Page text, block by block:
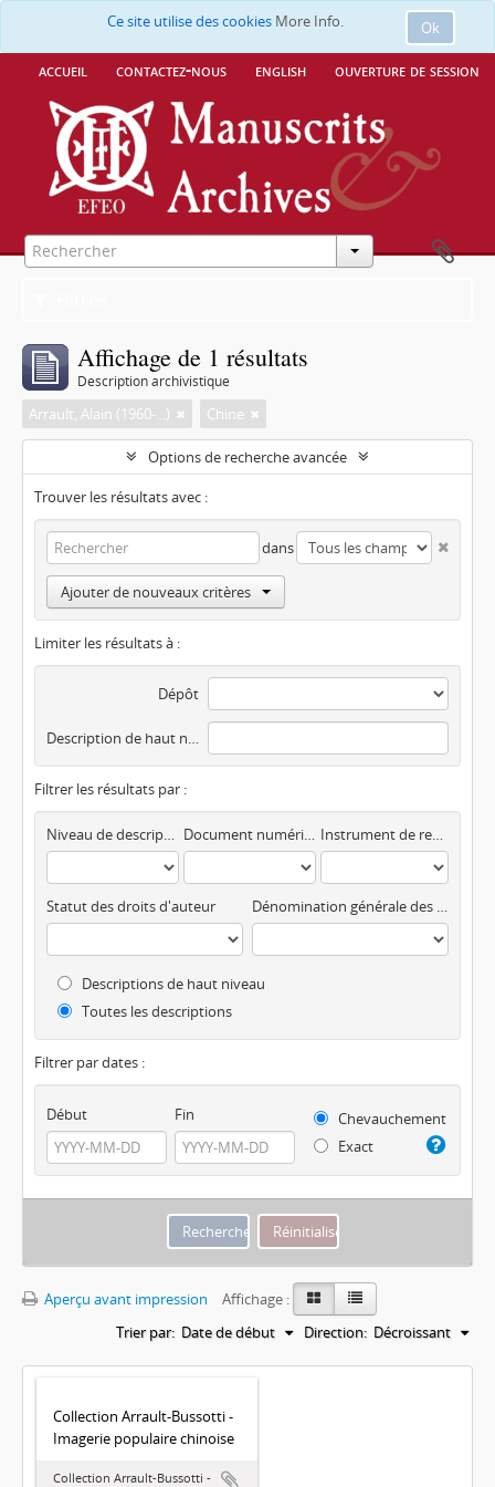
Ok
Ce site utilise des cookies More Info.
accueil contactez-nous english ouverture de session
Affichage de 1 résultats
Description archivistique
Arrault, Alain (1960-...) Chine
Options de recherche avancée
Trouver les résultats avec :
dans
Ajouter de nouveaux critères
Limiter les résultats à :
Dépôt
Description de haut niveau
Filtrer les résultats par :
Niveau de description Document numérisé disponible Instrument de recherche
Statut des droits d'auteur Dénomination générale des documents
Descriptions de haut niveau
Toutes les descriptions
Filtrer par dates :
Début Fin
Chevauchement
Exact
Aperçu avant impression
Affichage :
Trier par: Date de début Direction: Décroissant
Collection Arrault-Bussotti -
Imagerie populaire chinoise
Collection Arrault-Bussotti -